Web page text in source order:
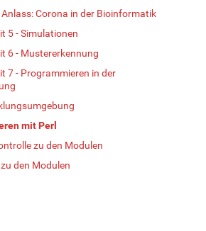
Corona in der Bioinformatik
5 - Simulationen
6 - Mustererkennung
7 - Programmieren in der
mit Perl
zu den Modulen
den Modulen